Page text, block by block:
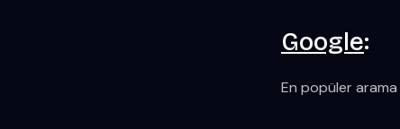
Google:
En popüler